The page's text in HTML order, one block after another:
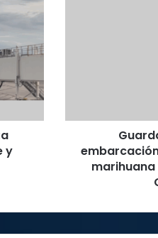
y
y
cocaínamarihuana